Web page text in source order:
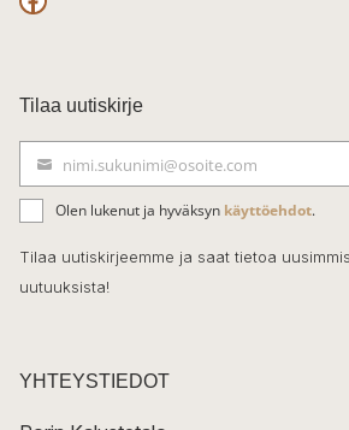
F
c
e
b
o
o
k
Tilaa uutiskirje
ä
h
k
t
nimi.sukunimi@osoite.com
Olen lukenut ja hyväksyn käyttöehdot.
Tilaa uutiskirjeemme ja saat tietoa
uutuuksista!
YHTEYSTIEDOT